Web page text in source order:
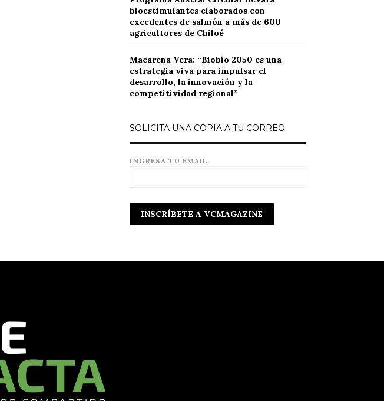
bioestimulantes elaborados con
excedentes de salmón a más de 600
agricultores de Chiloé
Macarena Vera: “Biobío 2050 es una
estrategia viva para impulsar el
desarrollo, la innovación y la
competitividad regional”
SOLICITA UNA COPIA A TU CORREO
INGRESA TU EMAIL